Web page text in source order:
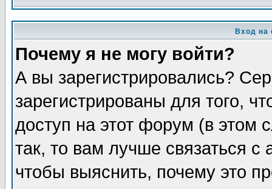
Вход на
Почему я не могу войти?
А вы зарегистрировались?
зарегистрированы для того,
доступ на этот форум (в этом
так, то вам лучше связаться
чтобы выяснить, почему это